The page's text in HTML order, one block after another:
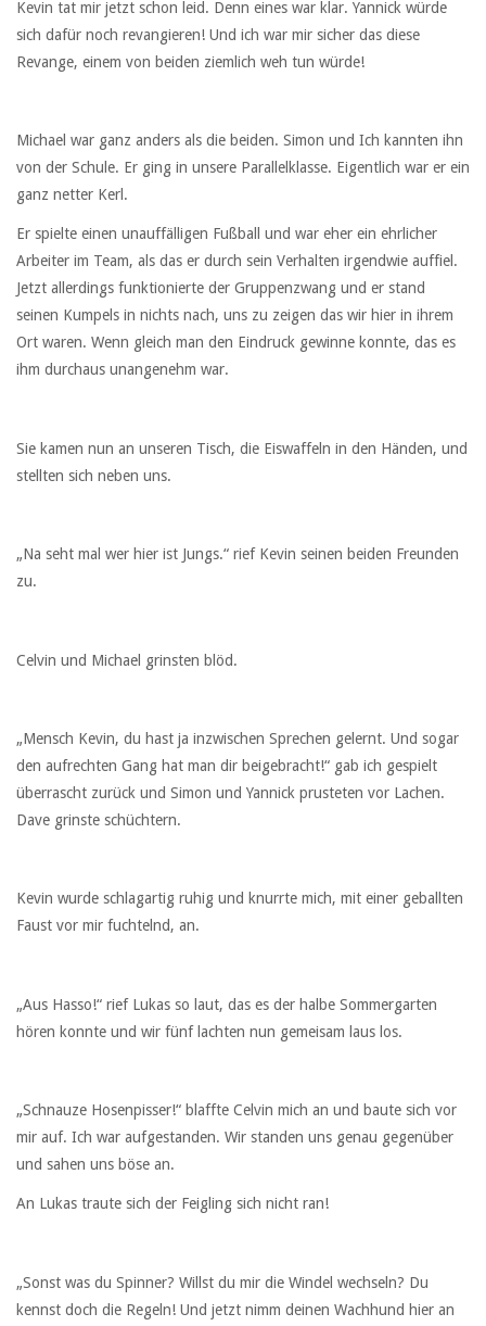
Kevin tat mir jetzt schon leid. Denn eines war klar. Yannick würde
sich dafür noch revangieren! Und ich war mir sicher das diese
Revange, einem von beiden ziemlich weh tun würde!
Michael war ganz anders als die beiden. Simon und Ich kannten ihn
von der Schule. Er ging in unsere Parallelklasse. Eigentlich war er ein
ganz netter Kerl.
Er spielte einen unauffälligen Fußball und war eher ein ehrlicher
Arbeiter im Team, als das er durch sein Verhalten irgendwie auffiel.
Jetzt allerdings funktionierte der Gruppenzwang und er stand
seinen Kumpels in nichts nach, uns zu zeigen das wir hier in ihrem
Ort waren. Wenn gleich man den Eindruck gewinne konnte, das es
ihm durchaus unangenehm war.
Sie kamen nun an unseren Tisch, die Eiswaffeln in den Händen, und
stellten sich neben uns.
„Na seht mal wer hier ist Jungs.“ rief Kevin seinen beiden Freunden
zu.
Celvin und Michael grinsten blöd.
„Mensch Kevin, du hast ja inzwischen Sprechen gelernt. Und sogar
den aufrechten Gang hat man dir beigebracht!“ gab ich gespielt
überrascht zurück und Simon und Yannick prusteten vor Lachen.
Dave grinste schüchtern.
Kevin wurde schlagartig ruhig und knurrte mich, mit einer geballten
Faust vor mir fuchtelnd, an.
„Aus Hasso!“ rief Lukas so laut, das es der halbe Sommergarten
hören konnte und wir fünf lachten nun gemeisam laus los.
„Schnauze Hosenpisser!“ blaffte Celvin mich an und baute sich vor
mir auf. Ich war aufgestanden. Wir standen uns genau gegenüber
und sahen uns böse an.
An Lukas traute sich der Feigling sich nicht ran!
„Sonst was du Spinner? Willst du mir die Windel wechseln? Du
kennst doch die Regeln! Und jetzt nimm deinen Wachhund hier an